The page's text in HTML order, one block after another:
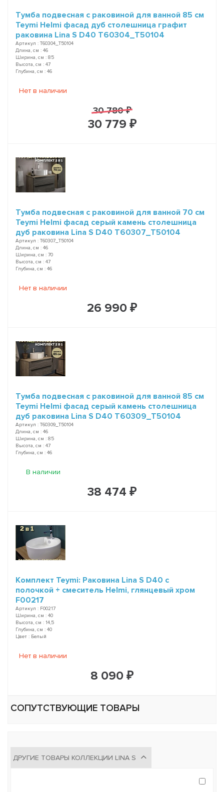
Тумба подвесная с раковиной для ванной 85 см
Teymi Helmi фасад дуб столешница графит
раковина Lina S D40 T60304_T50104
Артикул : T60304_T50104
Длина, см : 46
Ширина, см : 85
Высота, см : 47
Глубина, см : 46
Нет в наличии
30 780 ₽
30 779 ₽
Тумба подвесная с раковиной для ванной 70 см
Teymi Helmi фасад серый камень столешница
дуб раковина Lina S D40 T60307_T50104
Артикул : T60307_T50104
Длина, см : 46
Ширина, см : 70
Высота, см : 47
Глубина, см : 46
Нет в наличии
26 990 ₽
Тумба подвесная с раковиной для ванной 85 см
Teymi Helmi фасад серый камень столешница
дуб раковина Lina S D40 T60309_T50104
Артикул : T60309_T50104
Длина, см : 46
Ширина, см : 85
Высота, см : 47
Глубина, см : 46
В наличии
38 474 ₽
Комплект Teymi: Раковина Lina S D40 с
полочкой + смеситель Helmi, глянцевый хром
F00217
Артикул : F00217
Ширина, см : 40
Высота, см : 14,5
Глубина, см : 40
Цвет : Белый
Нет в наличии
8 090 ₽
СОПУТСТВУЮЩИЕ ТОВАРЫ
ДРУГИЕ ТОВАРЫ КОЛЛЕКЦИИ LINA S